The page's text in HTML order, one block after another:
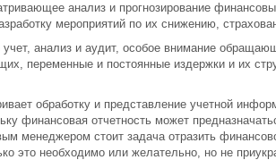
анализ и прогнозирование
мероприятий по их снижению,
анализ и аудит, особое внимание
переменные и постоянные издержки и их
обработку и представление учетной
финансовая отчетность может
менеджером стоит задача отразить
это необходимо или желательно, но не